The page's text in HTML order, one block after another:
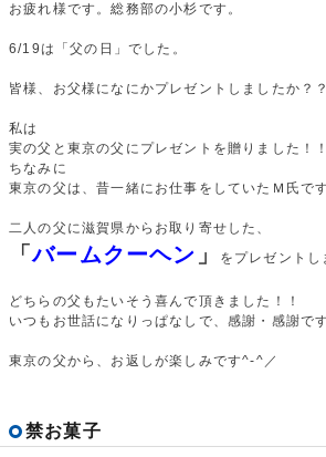
お疲れ様です。総務部の小杉です。
6/19は「父の日」でした。
皆様、お父様になにかプレゼントしましたか？？
私は
実の父と東京の父にプレゼントを贈りました！！
ちなみに
東京の父は、昔一緒にお仕事をしていたＭ氏です
二人の父に滋賀県からお取り寄せした、
「バームクーヘン 」 をプレゼント
どちらの父もたいそう喜んで頂きました！！
いつもお世話になりっぱなしで、感謝・感謝で
東京の父から、お返しが楽しみです^-^／
禁お菓子